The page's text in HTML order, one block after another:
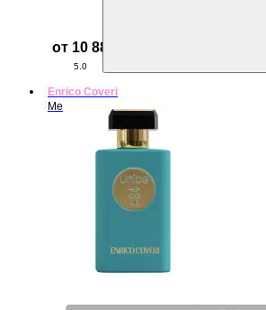
от 10 881 ₽
5.0
Enrico Coveri
Me